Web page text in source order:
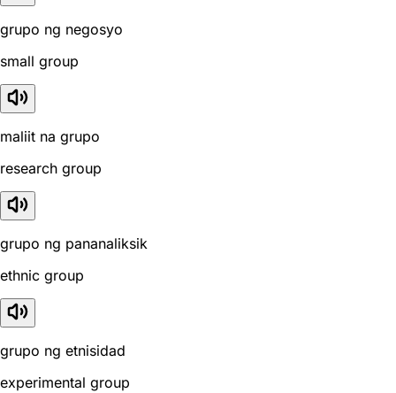
grupo ng negosyo
small group
maliit na grupo
research group
grupo ng pananaliksik
ethnic group
grupo ng etnisidad
experimental group